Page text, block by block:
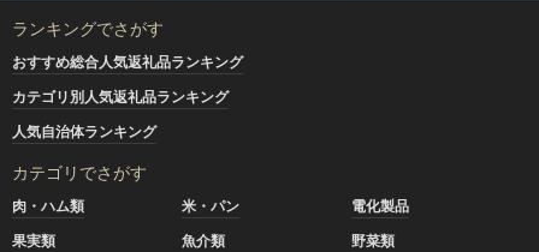
ランキングでさがす
おすすめ総合人気返礼品ランキング
カテゴリ別人気返礼品ランキング
人気自治体ランキング
カテゴリでさがす
肉・ハム類 米・パン
電化製品
果実類
魚介類
野菜類